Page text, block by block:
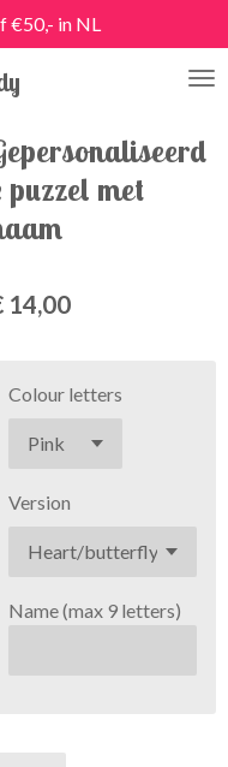
€50,- in NL
puzzel met
14,00
Colour letters
Version
Name (max 9 letters)